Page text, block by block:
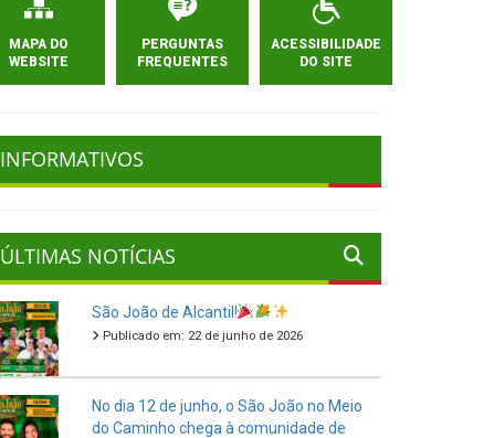
MAPA DO
WEBSITE
PERGUNTAS
FREQUENTES
ACESSIBILIDADE
DO SITE
INFORMATIVOS
ÚLTIMAS NOTÍCIAS
São João de Alcantil!
Publicado em: 22 de junho de 2026
No dia 12 de junho, o São João no Meio
do Caminho chega à comunidade de